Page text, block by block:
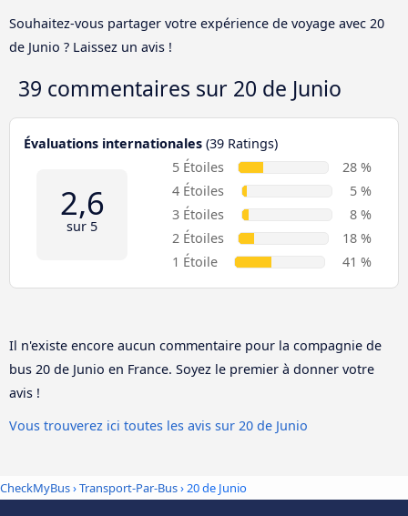
Souhaitez-vous partager votre expérience de voyage avec 20
de Junio ? Laissez un avis !
39 commentaires sur 20 de Junio
Évaluations internationales (39 Ratings)
2,6
sur 5
5 Étoiles
28 %
4 Étoiles
5 %
3 Étoiles
8 %
2 Étoiles
18 %
1 Étoile
41 %
Il n'existe encore aucun commentaire pour la compagnie de
bus 20 de Junio en France. Soyez le premier à donner votre
avis !
Vous trouverez ici toutes les avis sur 20 de Junio
CheckMyBus›Transport-Par-Bus› 20 de Junio